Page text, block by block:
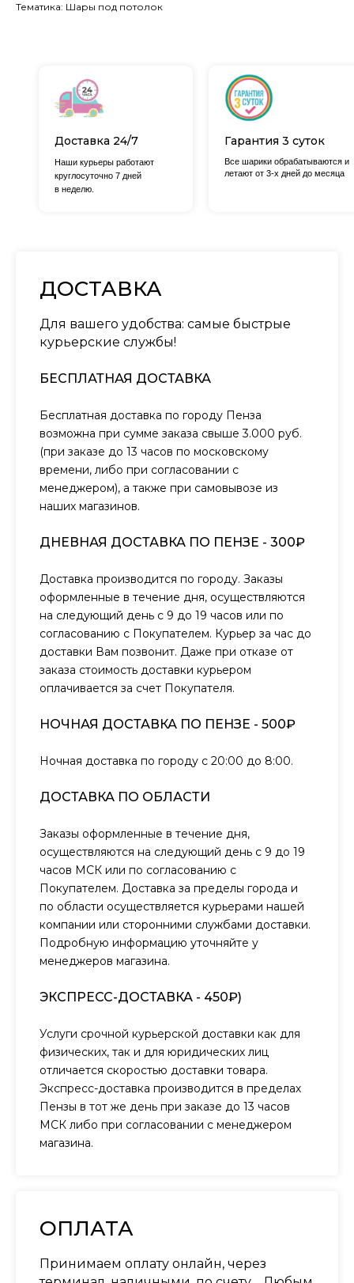
Тематика: Шары под потолок
Доставка 24/7
Все шарики обрабатываются и
летают от 3-х дней до месяца
Наши курьеры работают
круглосуточно 7 дней
в неделю.
Гарантия 3 суток
ДОСТАВКА
Для вашего удобства: самые быстрые
курьерские службы!
БЕСПЛАТНАЯ ДОСТАВКА
Бесплатная доставка по городу Пенза
возможна при сумме заказа свыше 3.000 руб.
(при заказе до 13 часов по московскому
времени, либо при согласовании с
менеджером), а также при самовывозе из
наших магазинов.
ДНЕВНАЯ ДОСТАВКА ПО ПЕНЗЕ - 300₽
Доставка производится по городу. Заказы
оформленные в течение дня, осуществляются
на следующий день с 9 до 19 часов или по
согласованию с Покупателем. Курьер за час до
доставки Вам позвонит. Даже при отказе от
заказа стоимость доставки курьером
оплачивается за счет Покупателя.
НОЧНАЯ ДОСТАВКА ПО ПЕНЗЕ - 500₽
Ночная доставка по городу с 20:00 до 8:00.
ДОСТАВКА ПО ОБЛАСТИ
Заказы оформленные в течение дня,
осуществляются на следующий день с 9 до 19
часов МСК или по согласованию с
Покупателем. Доставка за пределы города и
по области осуществляется курьерами нашей
компании или сторонними службами доставки.
Подробную информацию уточняйте у
менеджеров магазина.
ЭКСПРЕСС-ДОСТАВКА - 450₽)
Услуги срочной курьерской доставки как для
физических, так и для юридических лиц
отличается скоростью доставки товара.
Экспресс-доставка производится в пределах
Пензы в тот же день при заказе до 13 часов
МСК либо при согласовании с менеджером
магазина.
ОПЛАТА
Принимаем оплату онлайн, через